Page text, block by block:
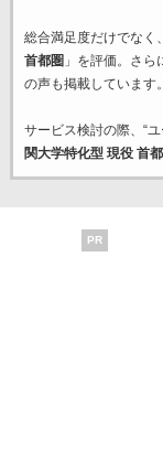
総合満足度だけでなく
首都圏 」を評価。さ
の声も掲載しています。
サービス検討の際、“
関大学特化型 現役 首
PR